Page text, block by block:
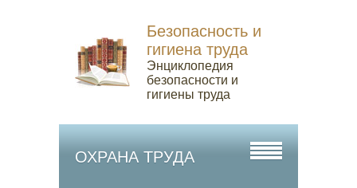
Безопасность и
гигиена труда
Энциклопедия
безопасности и
гигиены труда
ОХРАНА ТРУДА